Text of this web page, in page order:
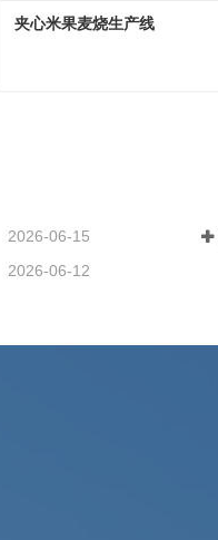
夹心米果麦烧生产线
2026-06-15
2026-06-12